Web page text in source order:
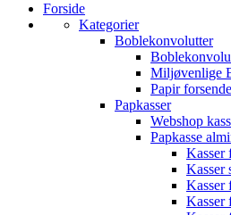
Forside
Kategorier
Boblekonvolutter
Miljøvenlige
Papir
Papkasser
Webshop
Papkasse
Kasser
Kasser
Kasser
Kasser